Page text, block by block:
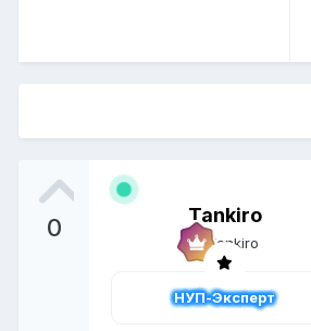
0 Tankiro
НУП-Эксперт